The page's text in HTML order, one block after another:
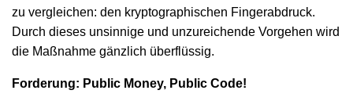
zu vergleichen: den kryptographischen Fingerabdruck.
Durch dieses unsinnige und unzureichende Vorgehen wird
die Maßnahme gänzlich überflüssig.
Forderung: Public Money, Public Code!